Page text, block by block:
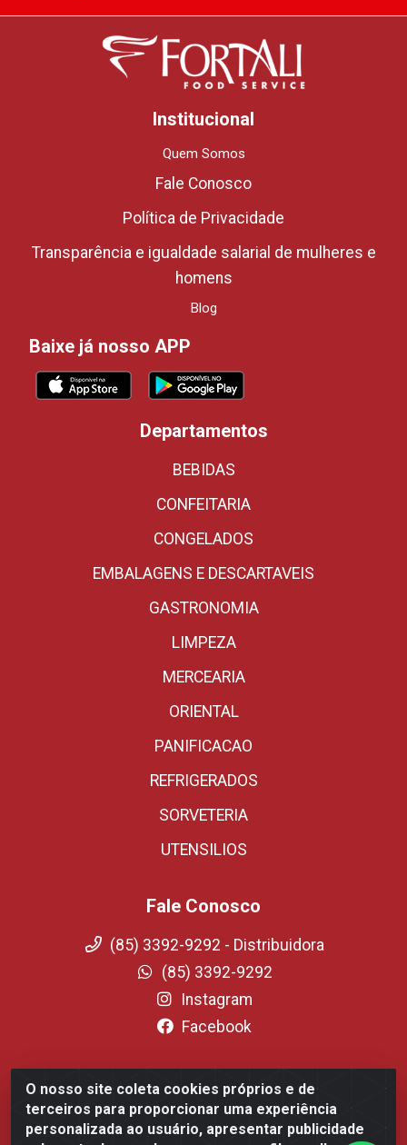
O nosso site coleta cookies próprios e de
terceiros para proporcionar uma experiência
personalizada ao usuário, apresentar publicidade
Institucional
Quem Somos
Fale Conosco
Política de Privacidade
Transparência e igualdade salarial de mulheres e
homens
Blog
Baixe já nosso APP
Departamentos
BEBIDAS
CONFEITARIA
CONGELADOS
EMBALAGENS E DESCARTAVEIS
GASTRONOMIA
LIMPEZA
MERCEARIA
ORIENTAL
PANIFICACAO
REFRIGERADOS
SORVETERIA
UTENSILIOS
Fale Conosco
(85) 3392-9292 - Distribuidora
(85) 3392-9292
Instagram
Facebook
Fortali Distribuidora de Alimentos LTDA - Avenida
Tomaz Coelho, 1268 - Messejana, Fortaleza/CE - CEP
60.863-254- CNPJ 09.317.318.0001-75